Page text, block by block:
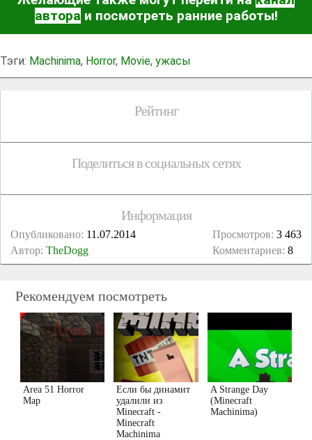
автора и посмотреть ранние работы!
Тэги: Machinima, Horror, Movie, ужасы
Рейтинг
Поделиться в социальных сетях
Информация
Просмотров: 3 463
Комментариев: 8
Опубликовано: 11.07.2014
Автор: TheDogg
Рекомендуем посмотреть
Area 51 Horror
Map
Если бы динамит
удалили из
Minecraft -
Minecraft
Machinima
A Strange Day
(Minecraft
Machinima)